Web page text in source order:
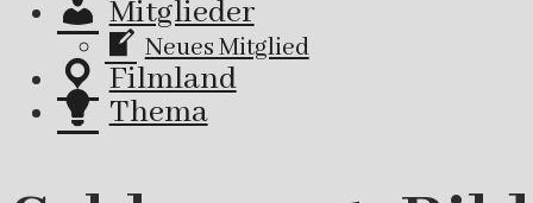
Mitglieder
Neues Mitglied
Filmland
Thema